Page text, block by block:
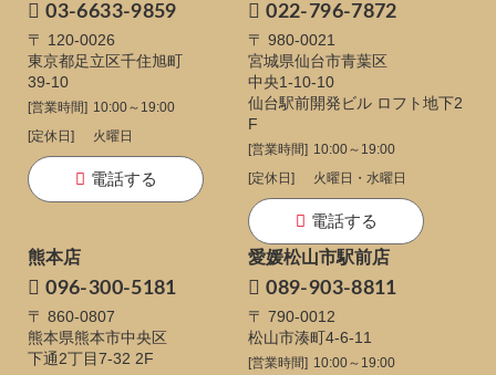
03-6633-9859
〒 120-0026
東京都足立区千住旭町
39-10
[営業時間] 10:00～19:00
[定休日]
火曜日
電話する
022-796-7872
〒 980-0021
宮城県仙台市青葉区
中央1-10-10
仙台駅前開発ビル ロフト地下2
F
[営業時間] 10:00～19:00
[定休日]
火曜日・水曜日
電話する
熊本店
096-300-5181
〒 860-0807
熊本県熊本市中央区
下通2丁目7-32 2F
愛媛松山市駅前店
089-903-8811
〒 790-0012
松山市湊町4-6-11
[営業時間] 10:00～19:00